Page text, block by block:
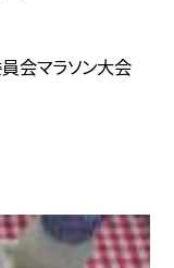
会マラソン大会